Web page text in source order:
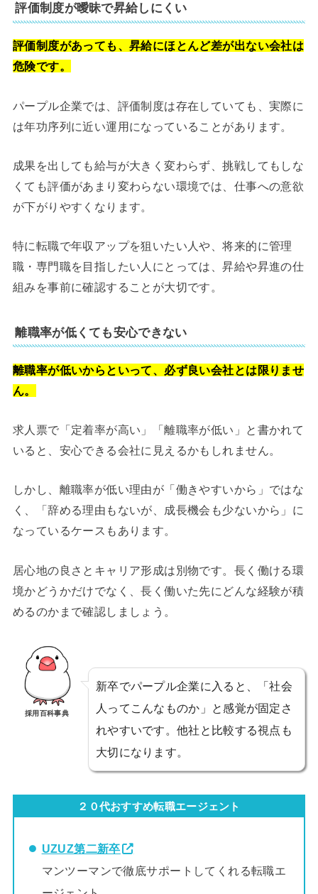
評価制度が曖昧で昇給しにくい
評価制度があっても、昇給にほとんど差が出ない会社は
危険です。
パープル企業では、評価制度は存在していても、実際に
は年功序列に近い運用になっていることがあります。
成果を出しても給与が大きく変わらず、挑戦してもしな
くても評価があまり変わらない環境では、仕事への意欲
が下がりやすくなります。
特に転職で年収アップを狙いたい人や、将来的に管理
職・専門職を目指したい人にとっては、昇給や昇進の仕
組みを事前に確認することが大切です。
離職率が低くても安心できない
離職率が低いからといって、必ず良い会社とは限りませ
ん。
求人票で「定着率が高い」「離職率が低い」と書かれて
いると、安心できる会社に見えるかもしれません。
しかし、離職率が低い理由が「働きやすいから」ではな
く、「辞める理由もないが、成長機会も少ないから」に
なっているケースもあります。
居心地の良さとキャリア形成は別物です。長く働ける環
境かどうかだけでなく、長く働いた先にどんな経験が積
めるのかまで確認しましょう。
採用百科事典
新卒でパープル企業に入ると、「社会
人ってこんなものか」と感覚が固定さ
れやすいです。他社と比較する視点も
大切になります。
２０代おすすめ転職エージェント
UZUZ第二新卒
マンツーマンで徹底サポートしてくれる転職エ